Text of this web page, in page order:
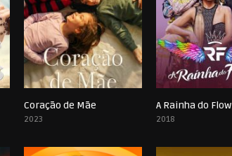
Coração de Mãe
2023
A Rainha do Flow
2018